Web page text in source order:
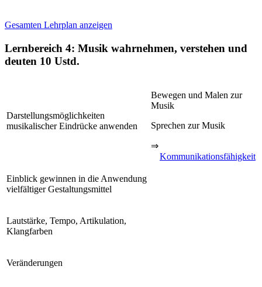
Gesamten Lehrplan anzeigen
Lernbereich 4: Musik wahrnehmen, verstehen und
deuten 10 Ustd.
Darstellungsmöglichkeiten
musikalischer Eindrücke anwenden
Bewegen und Malen zur
Musik
Sprechen zur Musik
⇒
Kommunikationsfähigkeit
Einblick gewinnen in die Anwendung
vielfältiger Gestaltungsmittel
Lautstärke, Tempo, Artikulation,
Klangfarben
Veränderungen